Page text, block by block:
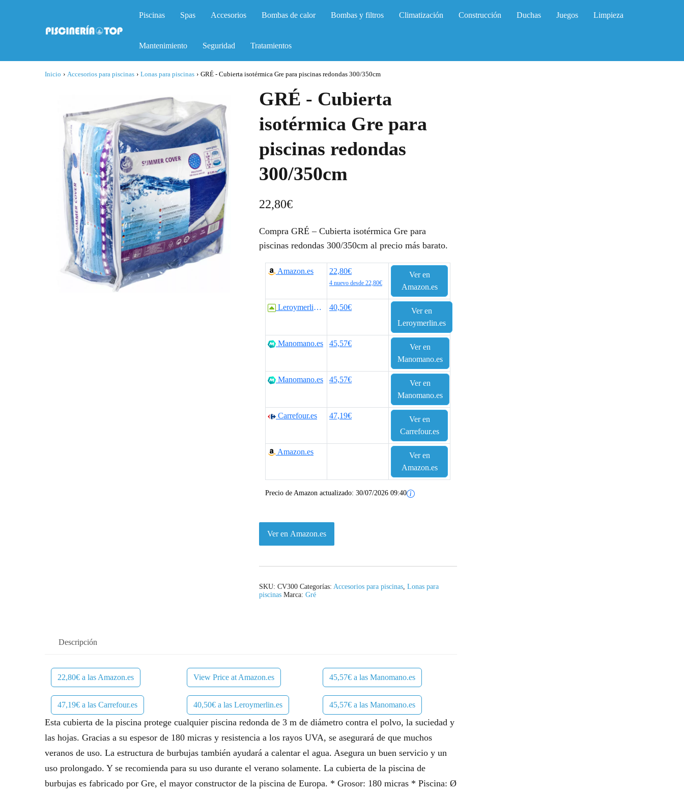
Piscinas Spas Accesorios Bombas de calor Bombas y filtros Climatización Construcción Duchas Juegos Limpieza
Mantenimiento Seguridad Tratamientos
Inicio › Accesorios para piscinas › Lonas para piscinas › GRÉ - Cubierta isotérmica Gre para piscinas redondas 300/350cm
GRÉ - Cubierta
isotérmica Gre para
piscinas redondas
300/350cm
22,80€
Compra GRÉ – Cubierta isotérmica Gre para
piscinas redondas 300/350cm al precio más barato.
Amazon.es 22,80€
4 nuevo desde 22,80€
Ver en
Amazon.es
Leroymerlin.es 40,50€
Ver en
Leroymerlin.es
Manomano.es 45,57€
Ver en
Manomano.es
Manomano.es 45,57€
Ver en
Manomano.es
Carrefour.es 47,19€
Ver en
Carrefour.es
Amazon.es
Ver en
Amazon.es
Precio de Amazon actualizado: 30/07/2026 09:40
Ver en Amazon.es
SKU: CV300 Categorías: Accesorios para piscinas, Lonas para
piscinas Marca: Gré
Descripción
22,80€ a las Amazon.es View Price at Amazon.es 45,57€ a las Manomano.es
47,19€ a las Carrefour.es 40,50€ a las Leroymerlin.es 45,57€ a las Manomano.es
Esta cubierta de la piscina protege cualquier piscina redonda de 3 m de diámetro contra el polvo, la suciedad y
las hojas. Gracias a su espesor de 180 micras y resistencia a los rayos UVA, se asegurará de que muchos
veranos de uso. La estructura de burbujas también ayudará a calentar el agua. Asegura un buen servicio y un
uso prolongado. Y se recomienda para su uso durante el verano solamente. La cubierta de la piscina de
burbujas es fabricado por Gre, el mayor constructor de la piscina de Europa. * Grosor: 180 micras * Piscina: Ø